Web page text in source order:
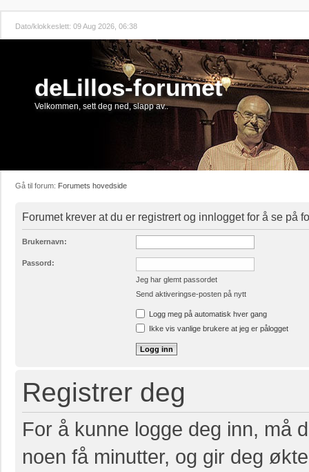
Dato/klokkeslett: 09 Aug 2026, 06:38
deLillos-forumet
Velkommen, sett deg ned, slapp av..
Gå til forum: Forumets hovedside
Forumet krever at du er registrert og innlogget for å se på
Brukernavn:
Passord:
Jeg har glemt passordet
Send aktiveringse-posten på nytt
Logg meg på automatisk hver gang
Ikke vis vanlige brukere at jeg er pålogget
Registrer deg
For å kunne logge deg inn, må
noen få minutter, og gir deg